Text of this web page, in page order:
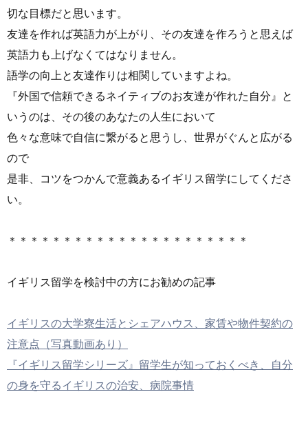
切な目標だと思います。
友達を作れば英語力が上がり、その友達を作ろうと思えば
英語力も上げなくてはなりません。
語学の向上と友達作りは相関していますよね。
『外国で信頼できるネイティブのお友達が作れた自分』と
いうのは、その後のあなたの人生において
色々な意味で自信に繋がると思うし、世界がぐんと広がる
ので
是非、コツをつかんで意義あるイギリス留学にしてくださ
い。
＊＊＊＊＊＊＊＊＊＊＊＊＊＊＊＊＊＊＊＊＊＊
イギリス留学を検討中の方にお勧めの記事
イギリスの大学寮生活とシェアハウス、家賃や物件契約の
注意点（写真動画あり）
『イギリス留学シリーズ』留学生が知っておくべき、自分
の身を守るイギリスの治安、病院事情